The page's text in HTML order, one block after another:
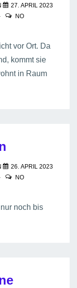
27. APRIL 2023
NO
vor Ort. Da
kommt sie
in Raum
26. APRIL 2023
NO
noch bis